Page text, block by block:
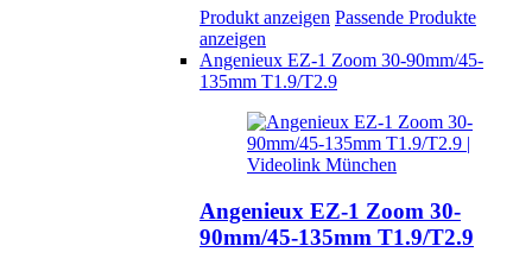
Produkt anzeigen Passende Produkte
anzeigen
Angenieux EZ-1 Zoom 30-90mm/45-
135mm T1.9/T2.9
Angenieux EZ-1 Zoom 30-
90mm/45-135mm T1.9/T2.9